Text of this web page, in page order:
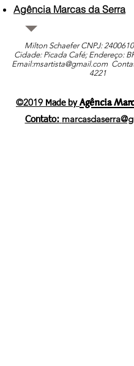
Agência Marcas da Serra
Milton Schaefer CNPJ:
Cidade: Picada Café; Endereço:
Email:msartista@gmail.com
4221
©2019 Made by Agência
Contato: